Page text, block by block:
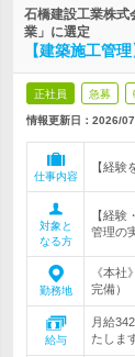
石橋建設工業株式
業」に選定
【建築施工管
正社員 急募
情報更新日：2026/
仕事内容
【経
対象と
なる方
【経
管理の
勤務地
《本
完備）
給与
月給
たしま